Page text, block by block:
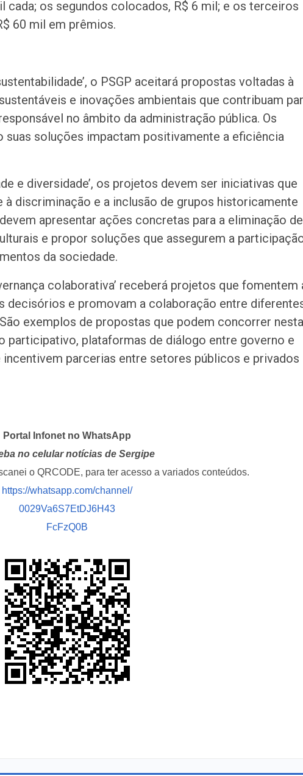
cada; os segundos colocados, R$ 6 mil; e os terceiros
60 mil em prêmios.
o PSGP aceitará propostas voltadas à
e inovações ambientais que contribuam
no âmbito da administração pública. Os
soluções impactam positivamente a eficiência
e diversidade’, os projetos devem ser iniciativas que
discriminação e a inclusão de grupos historicamente
apresentar ações concretas para a eliminação de
e propor soluções que assegurem a
da sociedade.
colaborativa’ receberá projetos que fomentem
decisórios e promovam a colaboração entre
exemplos de propostas que podem concorrer nesta
participativo, plataformas de diálogo entre governo e
parcerias entre setores públicos e privados
Portal Infonet no WhatsApp
no celular notícias de Sergipe
o QRCODE, para ter acesso a variados conteúdos.
https://whatsapp.com/channel/
0029Va6S7EtDJ6H43
FcFzQ0B